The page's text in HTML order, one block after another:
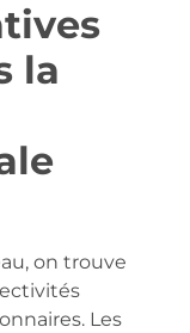
la
on trouve
Les